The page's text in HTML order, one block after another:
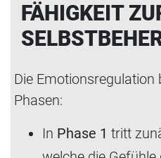
FÄHIGKEIT
Die
Phasen:
In Phase 1 tritt